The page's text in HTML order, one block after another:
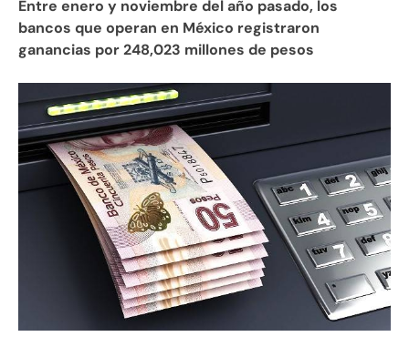
Entre enero y noviembre del año pasado, los
bancos que operan en México registraron
ganancias por 248,023 millones de pesos